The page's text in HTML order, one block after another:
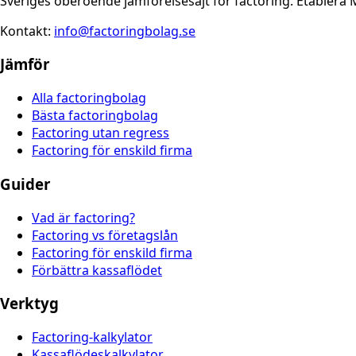
Kontakt: info@factoringbolag.se
Jämför
Alla factoringbolag
Bästa factoringbolag
Factoring utan regress
Factoring för enskild firma
Guider
Vad är factoring?
Factoring vs företagslån
Factoring för enskild firma
Förbättra kassaflödet
Verktyg
Factoring-kalkylator